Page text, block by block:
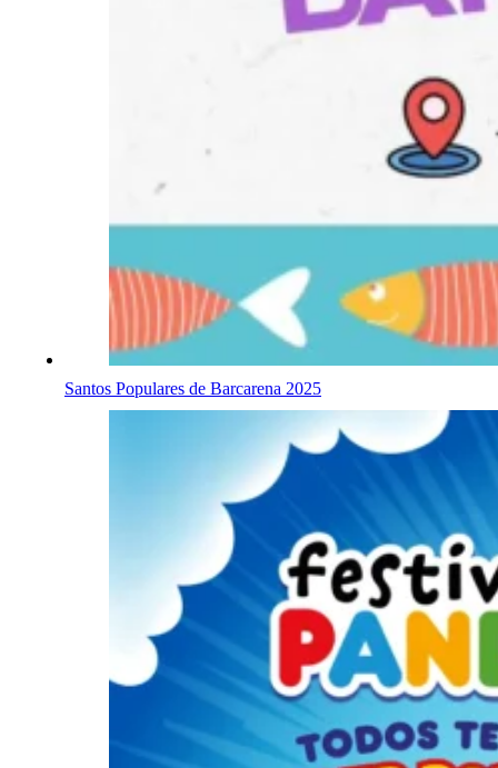
Santos Populares de Barcarena 2025